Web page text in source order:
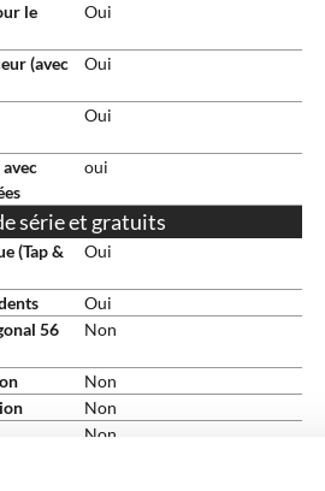
le
Oui
(avec
Oui
Oui
oui
série et gratuits
(Tap &
Oui
Oui
56
Non
Non
Non
Non